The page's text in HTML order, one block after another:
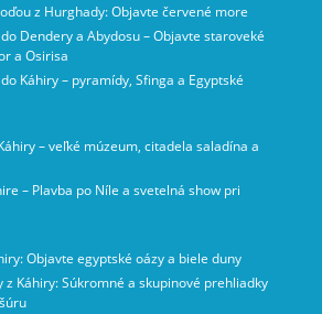
z Hurghady: Objavte červené more
Dendery a Abydosu – Objavte staroveké
a Osirisa
Káhiry – pyramídy, Sfinga a Egyptské
– veľké múzeum, citadela saladína a
– Plavba po Níle a svetelná show pri
Objavte egyptské oázy a biele duny
z Káhiry: Súkromné a skupinové prehliadky